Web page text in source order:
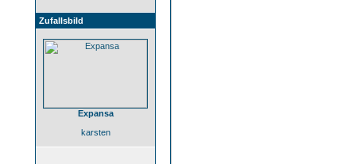
Zufallsbild
Expansa
karsten